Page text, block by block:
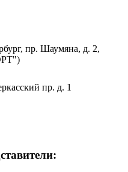
пр. Шаумяна, д. 2,
пр. д. 1